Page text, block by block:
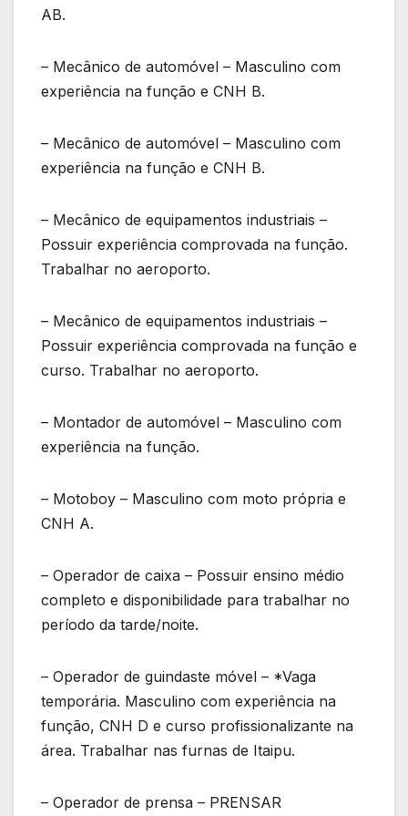
AB.
– Mecânico de automóvel – Masculino com
experiência na função e CNH B.
– Mecânico de automóvel – Masculino com
experiência na função e CNH B.
– Mecânico de equipamentos industriais –
Possuir experiência comprovada na função.
Trabalhar no aeroporto.
– Mecânico de equipamentos industriais –
Possuir experiência comprovada na função e
curso. Trabalhar no aeroporto.
– Montador de automóvel – Masculino com
experiência na função.
– Motoboy – Masculino com moto própria e
CNH A.
– Operador de caixa – Possuir ensino médio
completo e disponibilidade para trabalhar no
período da tarde/noite.
– Operador de guindaste móvel – *Vaga
temporária. Masculino com experiência na
função, CNH D e curso profissionalizante na
área. Trabalhar nas furnas de Itaipu.
– Operador de prensa – PRENSAR